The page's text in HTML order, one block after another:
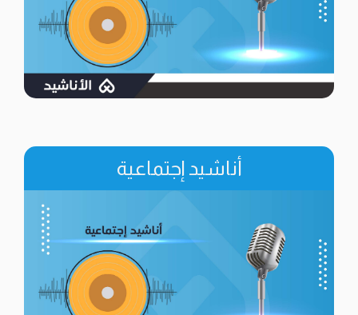
أناشيد إجتماعية